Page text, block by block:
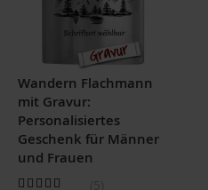
Wandern Flachmann
mit Gravur:
Personalisiertes
Geschenk für Männer
und Frauen
Bewertung: